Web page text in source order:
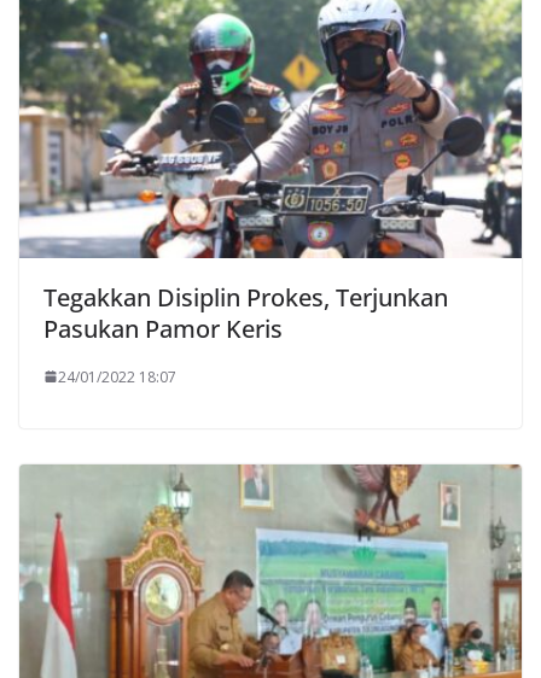
Tegakkan Disiplin Prokes, Terjunkan
Pasukan Pamor Keris
24/01/2022 18:07